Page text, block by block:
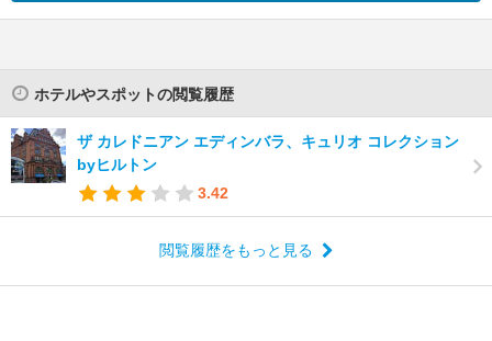
ホテルやスポットの閲覧履歴
ザ カレドニアン エディンバラ、キュリオ コレクション
byヒルトン
3.42
閲覧履歴をもっと見る